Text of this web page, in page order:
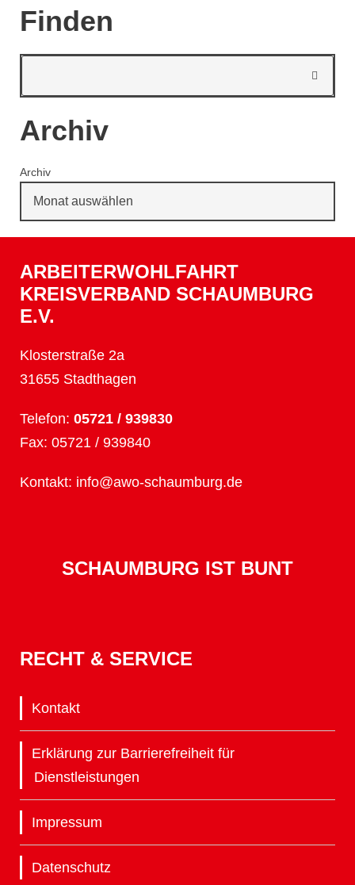
Finden
Archiv
Archiv
ARBEITERWOHLFAHRT
KREISVERBAND SCHAUMBURG
E.V.
Klosterstraße 2a
31655 Stadthagen
Telefon: 05721 / 939830
Fax: 05721 / 939840
Kontakt: info@awo-schaumburg.de
SCHAUMBURG IST BUNT
RECHT & SERVICE
Kontakt
Erklärung zur Barrierefreiheit für
Dienstleistungen
Impressum
Datenschutz